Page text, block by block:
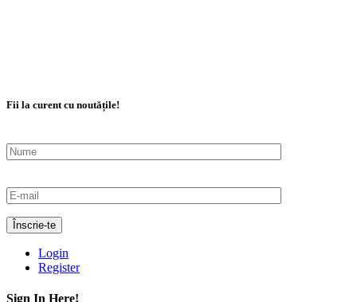
Fii la curent cu noutățile!
Login
Register
Sign In Here!